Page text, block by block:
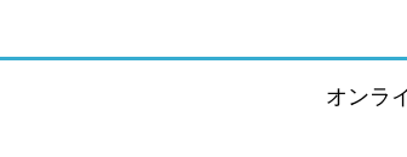
講座カレ
オンラ